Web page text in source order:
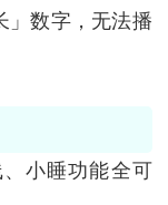
」数字，无法播
小睡功能全可